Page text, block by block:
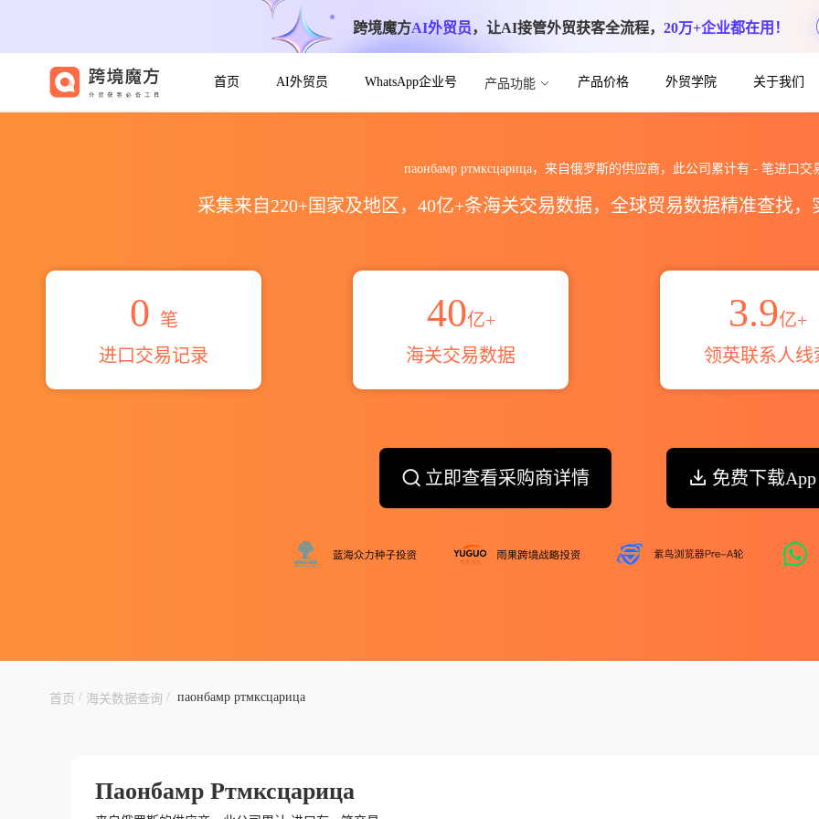
跨境魔方AI外贸员，让AI接管外贸获客全流程， 20万+企业都在用！
首页 AI外贸员 WhatsApp企业号 产品功能 产品价格 外贸学院 关于我们
паонбамр ртмксцарица，来自俄罗斯的供应商，此公司累计有 -笔进口交
采集来自220+国家及地区，40亿+条海关交易数据，全球贸易数据精准查找
0 笔
进口交易记录
40亿+
海关交易数据
3.9亿+
领英联系人线
立即查看采购商详情 免费下载App
首页 / 海关数据查询 / паонбамр ртмксцарица
Паонбамр Ртмксцарица